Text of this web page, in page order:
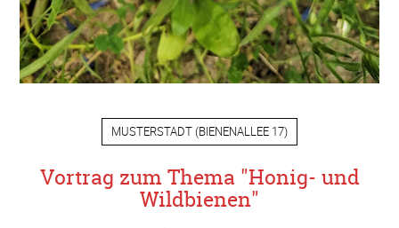
MUSTERSTADT (BIENENALLEE 17)
Vortrag zum Thema "Honig- und
Wildbienen"